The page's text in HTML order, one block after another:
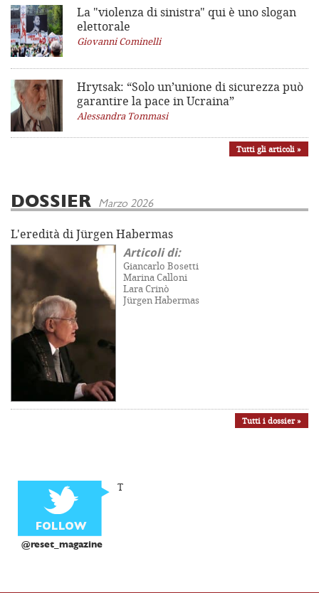
La "violenza di sinistra" qui è uno slogan
elettorale
Giovanni Cominelli
Hrytsak: “Solo un’unione di sicurezza può
garantire la pace in Ucraina”
Alessandra Tommasi
Tutti gli articoli »
DOSSIER Marzo 2026
L'eredità di Jürgen Habermas
Articoli di:
Giancarlo Bosetti
Marina Calloni
Lara Crinò
Jürgen Habermas
Tutti i dossier »
@reset_magazine
T